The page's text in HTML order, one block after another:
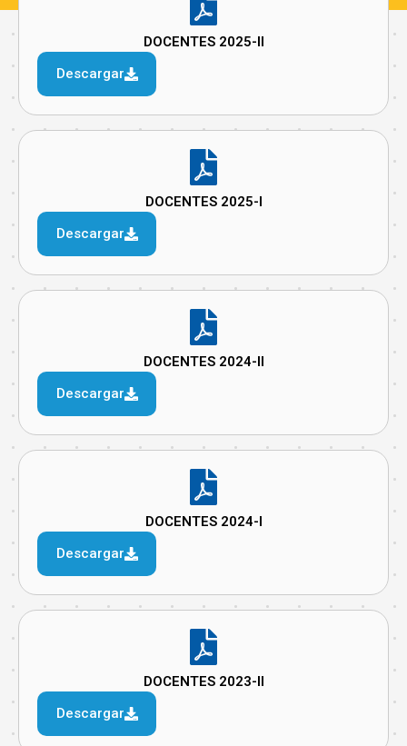
DOCENTES 2025-II
Descargar
DOCENTES 2025-I
Descargar
DOCENTES 2024-II
Descargar
DOCENTES 2024-I
Descargar
DOCENTES 2023-II
Descargar